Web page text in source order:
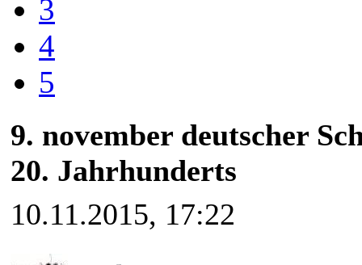
3
4
5
9. november deutscher
20. Jahrhunderts
10.11.2015, 17:22